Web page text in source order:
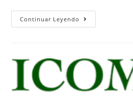
Continuar Leyendo